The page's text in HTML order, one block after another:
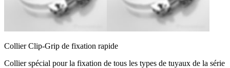
Collier Clip-Grip de fixation rapide
Collier spécial pour la fixation de tous les types de tuyaux de la série